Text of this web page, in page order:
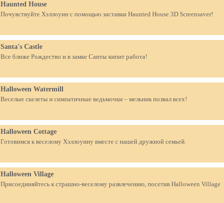
Haunted House
Почувствуйте Хэллоуин с помощью заставки Haunted House 3D Screensaver!
Santa's Castle
Все ближе Рождество и в замке Санты кипит работа!
Halloween Watermill
Веселые скелеты и симпатичные ведьмочки – мельник позвал всех!
Halloween Cottage
Готовимся к веселому Хэллоуину вместе с нашей дружной семьей.
Halloween Village
Присоединяйтесь к страшно-веселому развлечению, посетив Halloween Village